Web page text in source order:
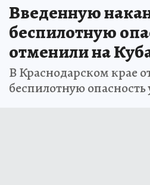
Введенную
беспилотную
отменили на
В Краснодарском крае
беспилотную